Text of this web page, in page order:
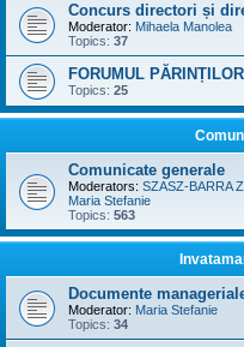
Concurs directori și
Moderator: Mihaela Manolea
Topics: 37
FORUMUL PĂRINȚILOR
Topics: 25
Comunicate generale
Moderators: SZASZ-BARRA
Maria Stefanie
Topics: 563
Documente
Moderator: Maria Stefanie
Topics: 34